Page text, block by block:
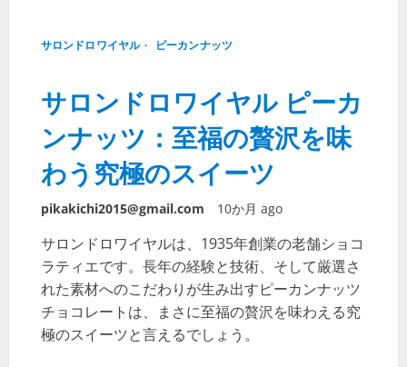
サロンドロワイヤル ピーカンナッツ
サロンドロワイヤル ピーカ
ンナッツ：至福の贅沢を味
わう究極のスイーツ
pikakichi2015@gmail.com 10か月 ago
サロンドロワイヤルは、1935年創業の老舗ショコ
ラティエです。長年の経験と技術、そして厳選さ
れた素材へのこだわりが生み出すピーカンナッツ
チョコレートは、まさに至福の贅沢を味わえる究
極のスイーツと言えるでしょう。